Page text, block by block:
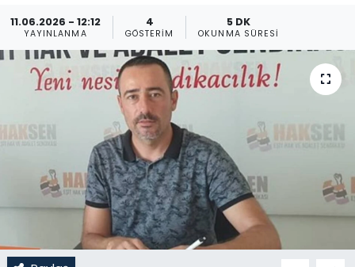
11.06.2026 - 12:12
YAYINLANMA
4
GÖSTERIM
5 DK
OKUNMA SÜRESI
Kültür Sanat
Magazin
Nöbetçi Eczaneler
Otomobil Dünyası
Politika
SAĞLIK